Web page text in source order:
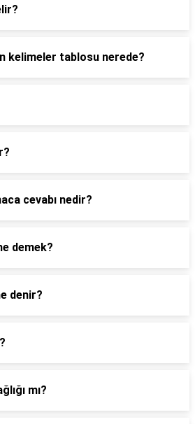
kelimeler tablosu nerede?
cevabı nedir?
demek?
denir?
mı?